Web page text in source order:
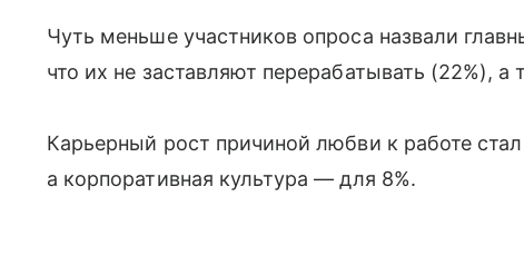
Чуть меньше участников опроса назвали
что их не заставляют перерабатывать (22%),
Карьерный рост причиной любви к работе
а корпоративная культура — для 8%.